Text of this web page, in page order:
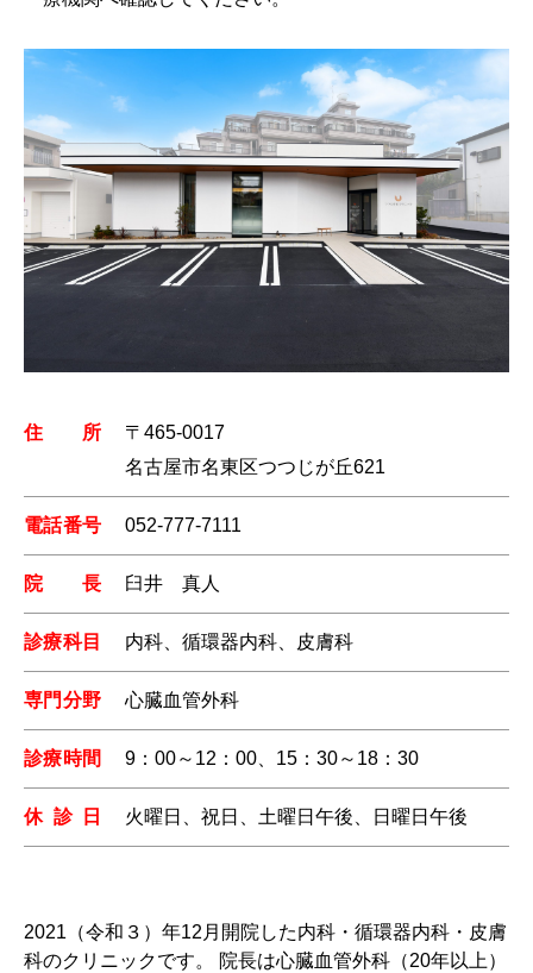
住所
〒465-0017
名古屋市名東区つつじが丘621
電話番号 052-777-7111
院長 臼井 真人
診療科目 内科、循環器内科、皮膚科
専門分野 心臓血管外科
診療時間 9：00～12：00、15：30～18：30
休診日 火曜日、祝日、土曜日午後、日曜日午後
2021（令和３）年12月開院した内科・循環器内科・皮膚
科のクリニックです。 院長は心臓血管外科（20年以上）